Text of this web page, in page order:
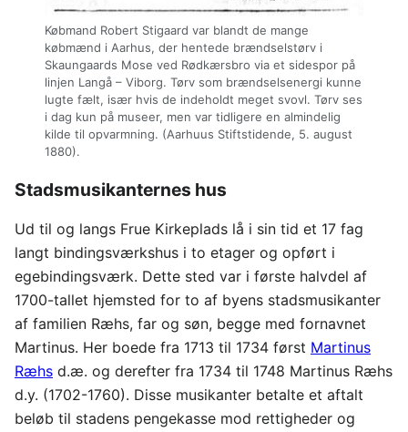
Købmand Robert Stigaard var blandt de mange
købmænd i Aarhus, der hentede brændselstørv i
Skaungaards Mose ved Rødkærsbro via et sidespor på
linjen Langå – Viborg. Tørv som brændselsenergi kunne
lugte fælt, især hvis de indeholdt meget svovl. Tørv ses
i dag kun på museer, men var tidligere en almindelig
kilde til opvarmning. (Aarhuus Stiftstidende, 5. august
1880).
Stadsmusikanternes hus
Ud til og langs Frue Kirkeplads lå i sin tid et 17 fag
langt bindingsværkshus i to etager og opført i
egebindingsværk. Dette sted var i første halvdel af
1700-tallet hjemsted for to af byens stadsmusikanter
af familien Ræhs, far og søn, begge med fornavnet
Martinus. Her boede fra 1713 til 1734 først Martinus
Ræhs d.æ. og derefter fra 1734 til 1748 Martinus Ræhs
d.y. (1702-1760). Disse musikanter betalte et aftalt
beløb til stadens pengekasse mod rettigheder og